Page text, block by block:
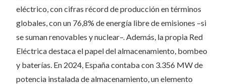
eléctrico, con cifras récord de producción en términos
globales, con un 76,8% de energía libre de emisiones –si
se suman renovables y nuclear–. Además, la propia Red
Eléctrica destaca el papel del almacenamiento, bombeo
y baterías. En 2024, España contaba con 3.356 MW de
potencia instalada de almacenamiento, un elemento